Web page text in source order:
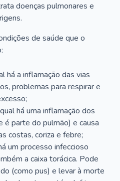
doenças pulmonares e
de saúde que o
há a inflamação das vias
problemas para respirar e
há uma inflamação dos
é parte do pulmão) e causa
costas, coriza e febre;
um processo infeccioso
a caixa torácica. Pode
(como pus) e levar à morte